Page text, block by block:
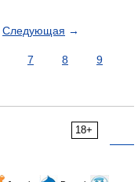
Следующая →
7 8
9
18+